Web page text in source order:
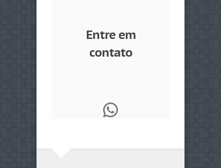
Entre em
contato
WhatsApp